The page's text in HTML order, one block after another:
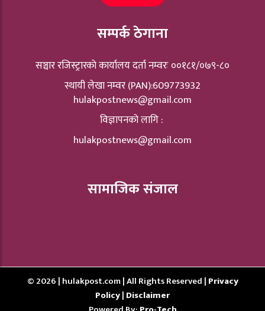
सम्पर्क ठेगाना
सञ्चार रजिस्ट्रारकाे कार्यालय दर्ता नम्वरः ००१८१/०७९-८०
स्थायी लेखा नम्वर (PAN):609773932
hulakpostnews@gmail.com
विज्ञापनको लागि :
hulakpostnews@gmail.com
सामाजिक संजाल
© 2026 | hulakpost.com | All Rights Reserved | Privacy
Policy| Disclaimer